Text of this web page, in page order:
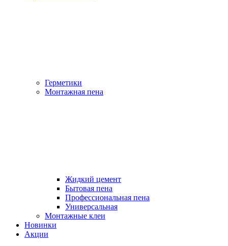
Герметики
Монтажная пена
Жидкий цемент
Бытовая пена
Профессиональная пена
Универсальная
Монтажные клеи
Новинки
Акции